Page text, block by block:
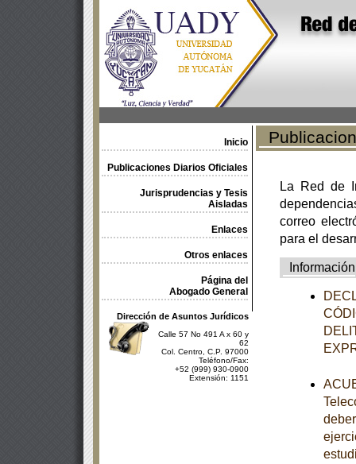
Inicio
Publicaciones Diarios Oficiales
Jurisprudencias y Tesis
Aisladas
Enlaces
Otros enlaces
Página del
Abogado General
Dirección de Asuntos Jurídicos
Calle 57 No 491 A x 60 y
62
Col. Centro, C.P. 97000
Teléfono/Fax:
+52 (999) 930-0900
Extensión: 1151
La Red de
correo
para el
Información